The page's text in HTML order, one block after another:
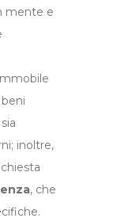
mente e
inoltre,
, che